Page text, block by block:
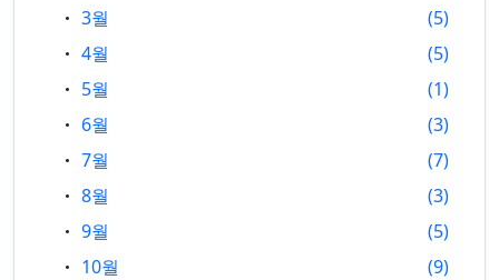
3월
5
4월
5
5월
1
6월
3
7월
7
8월
3
9월
5
10월
9